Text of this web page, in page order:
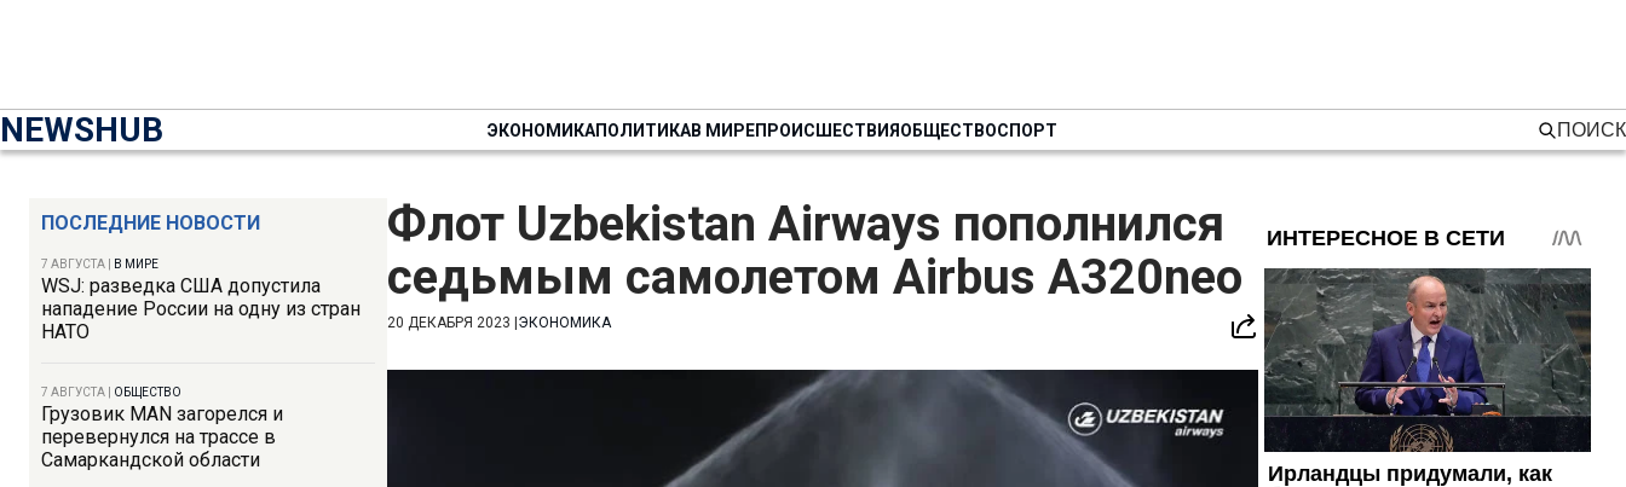
NEWSHUB ЭКОНОМИКАПОЛИТИКАВ МИРЕПРОИСШЕСТВИЯОБЩЕСТВОСПОРТ ПОИСК
ПОСЛЕДНИЕ НОВОСТИ
7 АВГУСТА В МИРЕ
WSJ: разведка США допустила
нападение России на одну из стран
НАТО
7 АВГУСТА ОБЩЕСТВО
Грузовик MAN загорелся и
перевернулся на трассе в
Самаркандской области
Флот Uzbekistan Airways пополнился
седьмым самолетом Airbus A320neo
20 ДЕКАБРЯ 2023 ЭКОНОМИКА